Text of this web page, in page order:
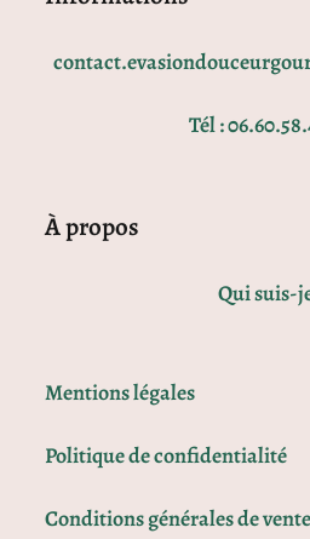
Tél :
À propos
Qui suis-
Mentions légales
Politique de confidentialité
Conditions générales de vente